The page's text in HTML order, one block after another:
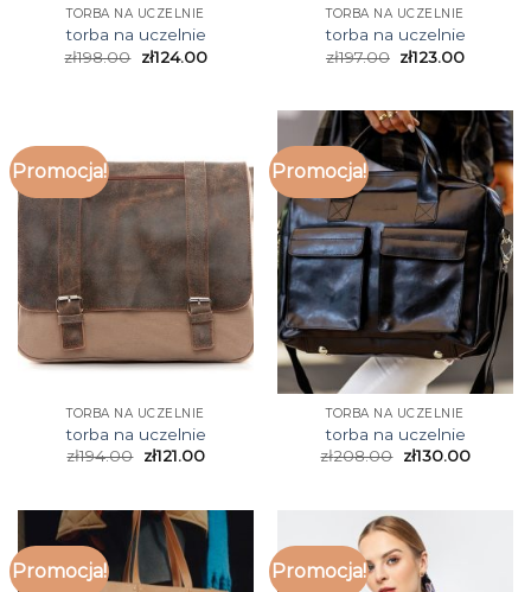
TORBA NA UCZELNIE
torba na uczelnie
zł198.00 zł124.00
TORBA NA UCZELNIE
torba na uczelnie
zł197.00 zł123.00
Promocja!
TORBA NA UCZELNIE
torba na uczelnie
zł194.00 zł121.00
Promocja!
TORBA NA UCZELNIE
torba na uczelnie
zł208.00 zł130.00
Promocja! Promocja!